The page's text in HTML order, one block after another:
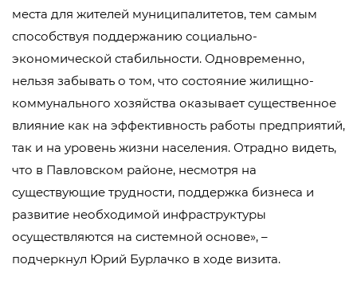
места для жителей муниципалитетов, тем самым
способствуя поддержанию социально-
экономической стабильности. Одновременно,
нельзя забывать о том, что состояние жилищно-
коммунального хозяйства оказывает существенное
влияние как на эффективность работы предприятий,
так и на уровень жизни населения. Отрадно видеть,
что в Павловском районе, несмотря на
существующие трудности, поддержка бизнеса и
развитие необходимой инфраструктуры
осуществляются на системной основе», –
подчеркнул Юрий Бурлачко в ходе визита.